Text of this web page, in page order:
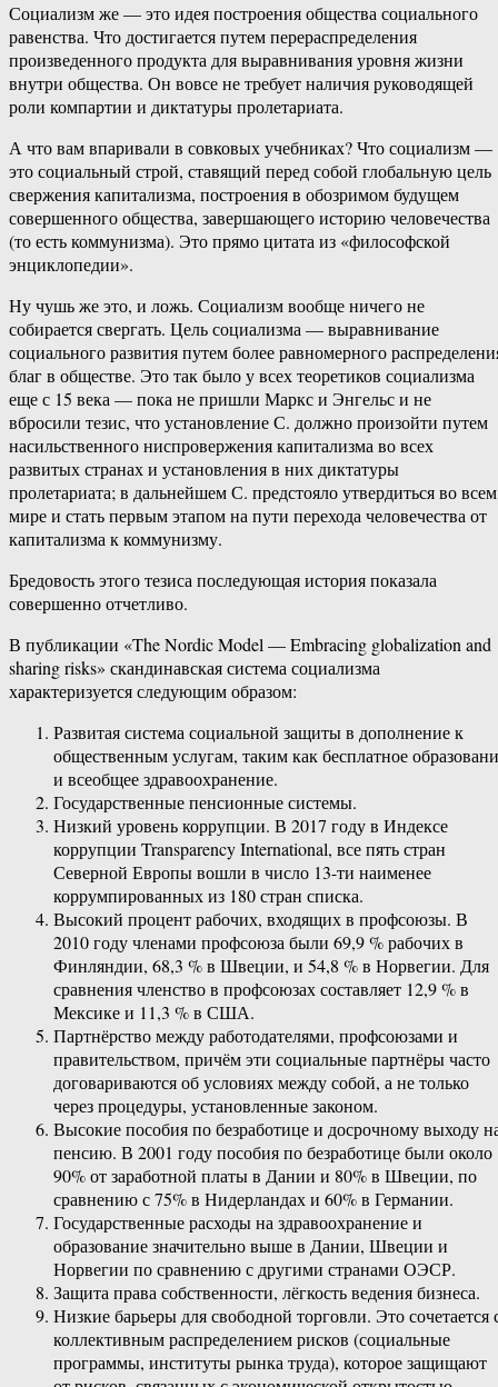
Социализм же — это идея построения общества социального
равенства. Что достигается путем перераспределения
произведенного продукта для выравнивания уровня жизни
внутри общества. Он вовсе не требует наличия руководящей
роли компартии и диктатуры пролетариата.
А что вам впаривали в совковых учебниках? Что социализм —
это социальный строй, ставящий перед собой глобальную цель
свержения капитализма, построения в обозримом будущем
совершенного общества, завершающего историю человечества
(то есть коммунизма). Это прямо цитата из «философской
энциклопедии».
Ну чушь же это, и ложь. Социализм вообще ничего не
собирается свергать. Цель социализма — выравнивание
социального развития путем более равномерного
благ в обществе. Это так было у всех теоретиков социализма
еще с 15 века — пока не пришли Маркс и Энгельс и не
вбросили тезис, что установление С. должно произойти путем
насильственного ниспровержения капитализма во всех
развитых странах и установления в них диктатуры
пролетариата; в дальнейшем С. предстояло утвердиться во всем
мире и стать первым этапом на пути перехода человечества от
капитализма к коммунизму.
Бредовость этого тезиса последующая история показала
совершенно отчетливо.
В публикации «The Nordic Model — Embracing globalization and
sharing risks» скандинавская система социализма
характеризуется следующим образом:
Развитая система социальной защиты в дополнение к
общественным услугам, таким как бесплатное
и всеобщее здравоохранение.
Государственные пенсионные системы.
Низкий уровень коррупции. В 2017 году в Индексе
коррупции Transparency International, все пять стран
Северной Европы вошли в число 13-ти наименее
коррумпированных из 180 стран списка.
Высокий процент рабочих, входящих в профсоюзы. В
2010 году членами профсоюза были 69,9 % рабочих в
Финляндии, 68,3 % в Швеции, и 54,8 % в Норвегии. Для
сравнения членство в профсоюзах составляет 12,9 % в
Мексике и 11,3 % в США.
Партнёрство между работодателями, профсоюзами и
правительством, причём эти социальные партнёры часто
договариваются об условиях между собой, а не только
через процедуры, установленные законом.
Высокие пособия по безработице и досрочному выходу
пенсию. В 2001 году пособия по безработице были около
90% от заработной платы в Дании и 80% в Швеции, по
сравнению с 75% в Нидерландах и 60% в Германии.
Государственные расходы на здравоохранение и
образование значительно выше в Дании, Швеции и
Норвегии по сравнению с другими странами ОЭСР.
Защита права собственности, лёгкость ведения бизнеса.
Низкие барьеры для свободной торговли. Это сочетается
коллективным распределением рисков (социальные
программы, институты рынка труда), которое защищают